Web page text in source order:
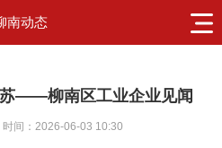
南动态
——柳南区工业企业见闻
时间：2026-06-03 10:30